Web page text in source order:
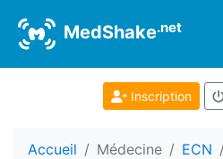
MedShake.net
Inscription
Accueil Médecine ECN